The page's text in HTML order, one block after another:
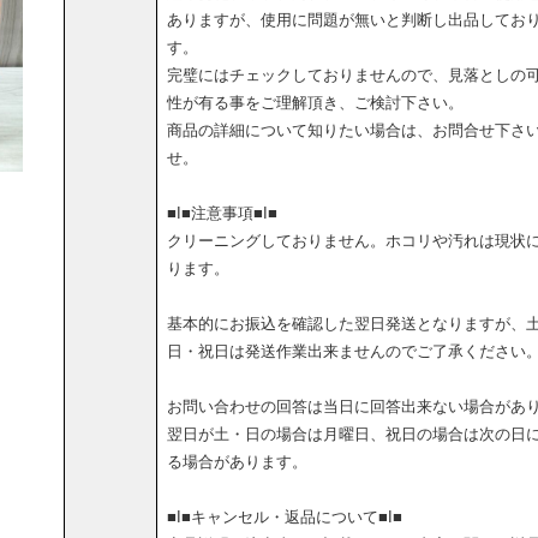
ありますが、使用に問題が無いと判断し出品してお
す。
完璧にはチェックしておりませんので、見落としの
性が有る事をご理解頂き、ご検討下さい。
商品の詳細について知りたい場合は、お問合せ下さ
せ。
■I■注意事項■I■
クリーニングしておりません。ホコリや汚れは現状
ります。
基本的にお振込を確認した翌日発送となりますが、
日・祝日は発送作業出来ませんのでご了承ください。
お問い合わせの回答は当日に回答出来ない場合があり
翌日が土・日の場合は月曜日、祝日の場合は次の日
る場合があります。
■I■キャンセル・返品について■I■